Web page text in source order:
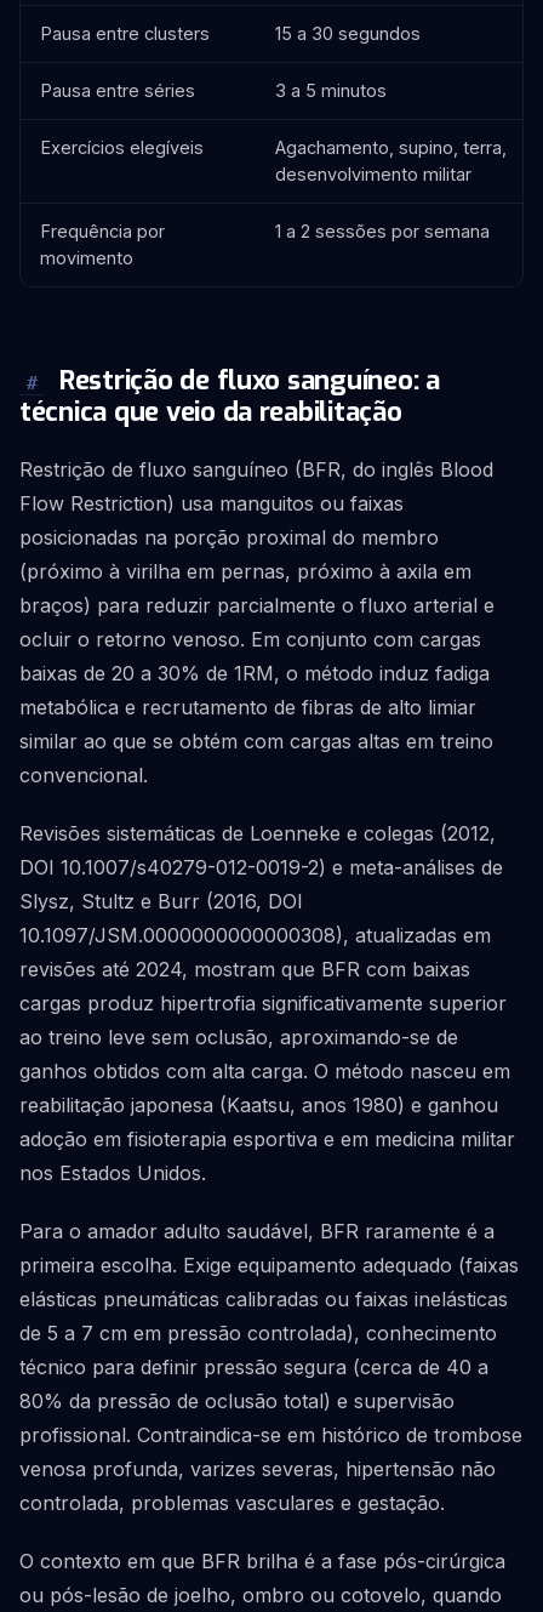
Pausa entre clusters 15 a 30 segundos
Pausa entre séries 3 a 5 minutos
Exercícios elegíveis
Agachamento, supino, terra,
desenvolvimento militar
Frequência por
movimento
1 a 2 sessões por semana
#
Restrição de fluxo sanguíneo: a
técnica que veio da reabilitação
Restrição de fluxo sanguíneo (BFR, do inglês Blood
Flow Restriction) usa manguitos ou faixas
posicionadas na porção proximal do membro
(próximo à virilha em pernas, próximo à axila em
braços) para reduzir parcialmente o fluxo arterial e
ocluir o retorno venoso. Em conjunto com cargas
baixas de 20 a 30% de 1RM, o método induz fadiga
metabólica e recrutamento de fibras de alto limiar
similar ao que se obtém com cargas altas em treino
convencional.
Revisões sistemáticas de Loenneke e colegas (2012,
DOI 10.1007/s40279-012-0019-2) e meta-análises de
Slysz, Stultz e Burr (2016, DOI
10.1097/JSM.0000000000000308), atualizadas em
revisões até 2024, mostram que BFR com baixas
cargas produz hipertrofia significativamente superior
ao treino leve sem oclusão, aproximando-se de
ganhos obtidos com alta carga. O método nasceu em
reabilitação japonesa (Kaatsu, anos 1980) e ganhou
adoção em fisioterapia esportiva e em medicina militar
nos Estados Unidos.
Para o amador adulto saudável, BFR raramente é a
primeira escolha. Exige equipamento adequado (faixas
elásticas pneumáticas calibradas ou faixas inelásticas
de 5 a 7 cm em pressão controlada), conhecimento
técnico para definir pressão segura (cerca de 40 a
80% da pressão de oclusão total) e supervisão
profissional. Contraindica-se em histórico de trombose
venosa profunda, varizes severas, hipertensão não
controlada, problemas vasculares e gestação.
O contexto em que BFR brilha é a fase pós-cirúrgica
ou pós-lesão de joelho, ombro ou cotovelo, quando